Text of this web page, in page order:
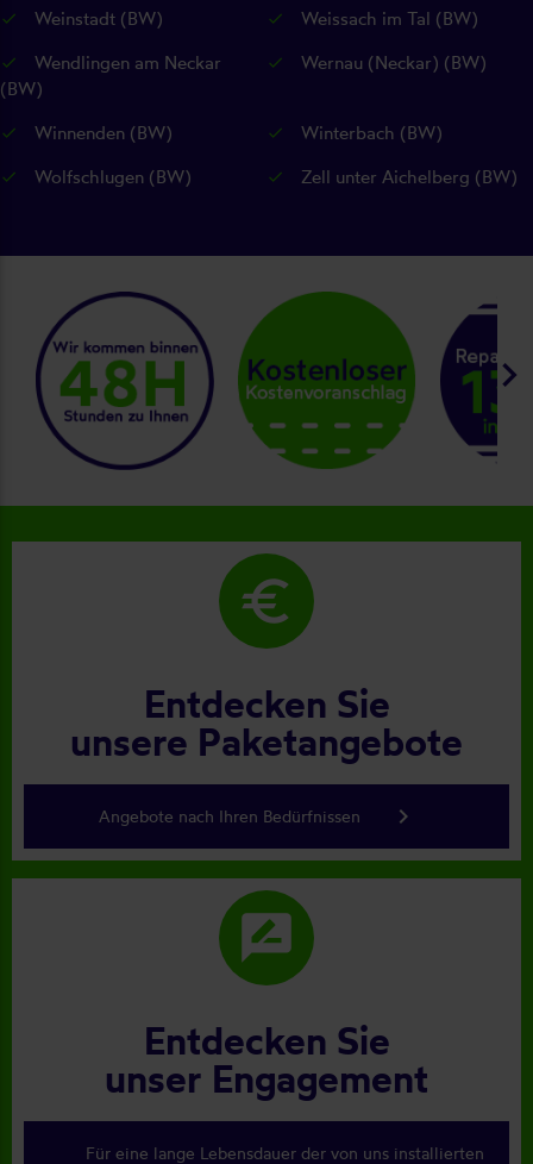
Weinstadt (BW)
Weissach im Tal (BW)
Wendlingen am Neckar
(BW)
Wernau (Neckar) (BW)
Winnenden (BW)
Winterbach (BW)
Wolfschlugen (BW)
Zell unter Aichelberg (BW)
keyboard_arrow_right
euro
Entdecken Sie
unsere Paketangebote
Angebote nach Ihren Bedürfnissen keyboard_arrow_right
rate_review
Entdecken Sie
unser Engagement
Für eine lange Lebensdauer der von uns installierten